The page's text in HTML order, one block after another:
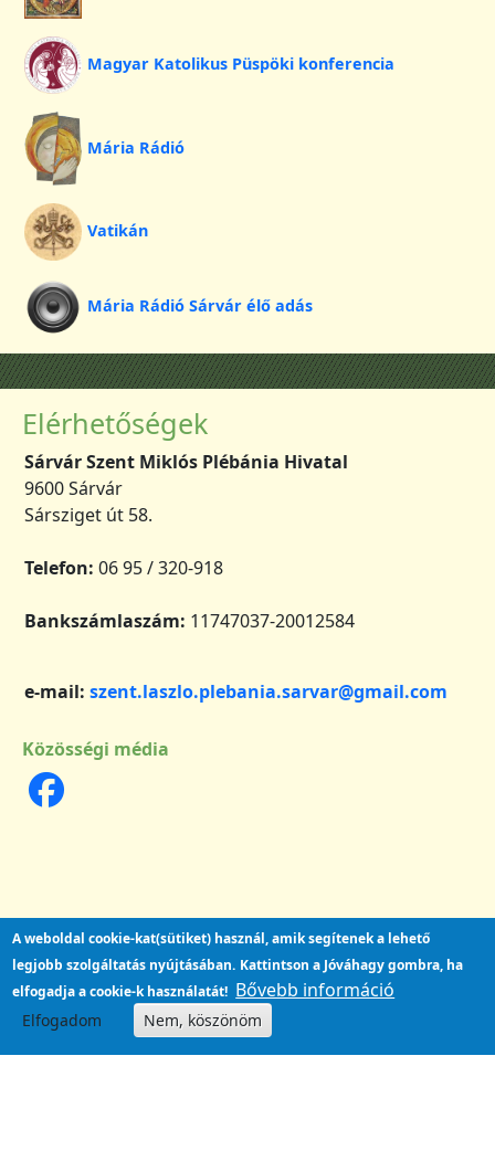
Magyar Katolikus Püspöki konferencia
Mária Rádió
Vatikán
Mária Rádió Sárvár élő adás
Elérhetőségek
Sárvár Szent Miklós Plébánia Hivatal
9600 Sárvár
Sársziget út 58.
Telefon: 06 95 / 320-918
Bankszámlaszám: 11747037-20012584
e-mail: szent.laszlo.plebania.sarvar@gmail.com
Közösségi média
A weboldal cookie-kat(sütiket) használ, amik segítenek a lehető
legjobb szolgáltatás nyújtásában. Kattintson a Jóváhagy gombra, ha
elfogadja a cookie-k használatát! Bővebb információ
Elfogadom Nem, köszönöm